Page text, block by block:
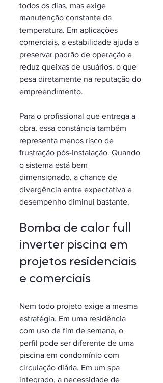
todos os dias, mas exige
manutenção constante da
temperatura. Em aplicações
comerciais, a estabilidade ajuda a
preservar padrão de operação e
reduz queixas de usuários, o que
pesa diretamente na reputação do
empreendimento.
Para o profissional que entrega a
obra, essa constância também
representa menos risco de
frustração pós-instalação. Quando
o sistema está bem
dimensionado, a chance de
divergência entre expectativa e
desempenho diminui bastante.
Bomba de calor full
inverter piscina em
projetos residenciais
e comerciais
Nem todo projeto exige a mesma
estratégia. Em uma residência
com uso de fim de semana, o
perfil pode ser diferente de uma
piscina em condomínio com
circulação diária. Em um spa
integrado, a necessidade de